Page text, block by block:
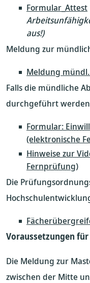
Formular_Attest
aus!)
Meldung zur
Meldung
Falls die mündliche
durchgeführt
Formular:
(elektronische
Hinweise zur
Fernprüfung)
Die
Voraussetzungen
Die Meldung zur
zwischen der Mitte